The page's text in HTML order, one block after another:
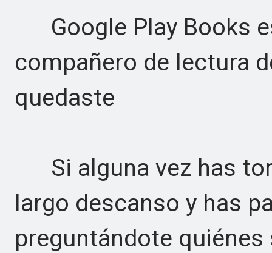
Google Play Books
compañero de lectura
quedaste
Si alguna vez has
largo descanso y has
preguntándote